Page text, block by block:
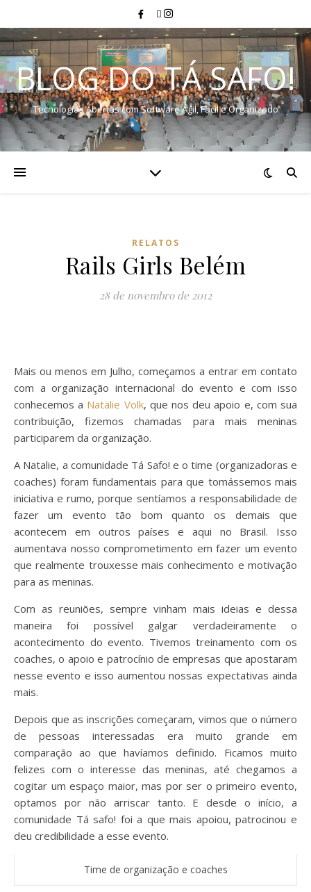
BLOG DO TÁ SAFO!
Tecnologias Abertas com Software Ágil, Fácil e Organizado
RELATOS
Rails Girls Belém
28 de novembro de 2012
Mais ou menos em Julho, começamos a entrar em contato
com a organização internacional do evento e com isso
conhecemos a Natalie Volk, que nos deu apoio e, com sua
contribuição, fizemos chamadas para mais meninas
participarem da organização.
A Natalie, a comunidade Tá Safo! e o time (organizadoras e
coaches) foram fundamentais para que tomássemos mais
iniciativa e rumo, porque sentíamos a responsabilidade de
fazer um evento tão bom quanto os demais que
acontecem em outros países e aqui no Brasil. Isso
aumentava nosso comprometimento em fazer um evento
que realmente trouxesse mais conhecimento e motivação
para as meninas.
Com as reuniões, sempre vinham mais ideias e dessa
maneira foi possível galgar verdadeiramente o
acontecimento do evento. Tivemos treinamento com os
coaches, o apoio e patrocínio de empresas que apostaram
nesse evento e isso aumentou nossas expectativas ainda
mais.
Depois que as inscrições começaram, vimos que o número
de pessoas interessadas era muito grande em
comparação ao que havíamos definido. Ficamos muito
felizes com o interesse das meninas, até chegamos a
cogitar um espaço maior, mas por ser o primeiro evento,
optamos por não arriscar tanto. E desde o início, a
comunidade Tá safo! foi a que mais apoiou, patrocinou e
deu credibilidade a esse evento.
Time de organização e coaches